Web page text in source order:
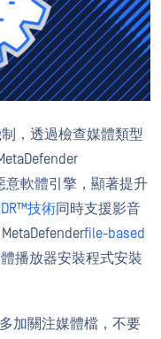
，透過檢查媒體類型
意軟體引擎，顯著提升
技術同時支援影音
file-based
播放器安裝程式安裝
多加關注媒體檔，不要